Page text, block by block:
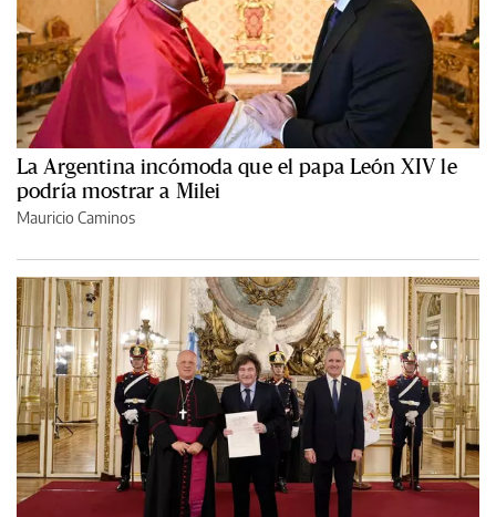
La Argentina incómoda que el papa León XIV le
podría mostrar a Milei
Mauricio Caminos